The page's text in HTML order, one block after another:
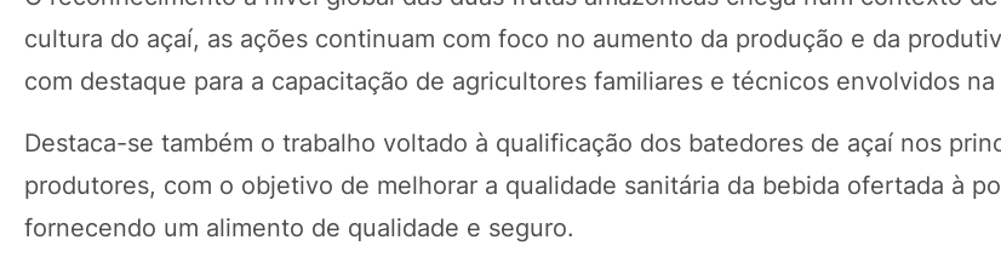
cultura do açaí, as ações continuam com foco no aumento da produção e da
com destaque para a capacitação de agricultores familiares e técnicos envolvidos
Destaca-se também o trabalho voltado à qualificação dos batedores de açaí nos
produtores, com o objetivo de melhorar a qualidade sanitária da bebida ofertada à
fornecendo um alimento de qualidade e seguro.